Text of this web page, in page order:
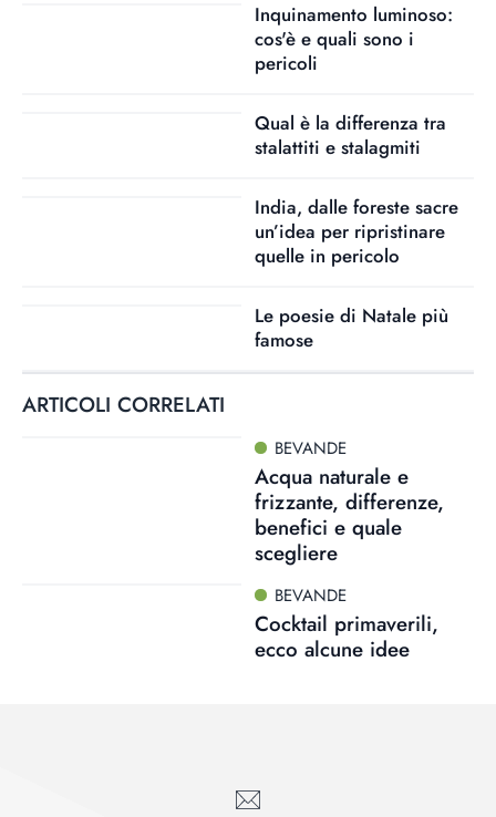
Inquinamento luminoso:
cos'è e quali sono i
pericoli
Qual è la differenza tra
stalattiti e stalagmiti
India, dalle foreste sacre
un’idea per ripristinare
quelle in pericolo
Le poesie di Natale più
famose
ARTICOLI CORRELATI
BEVANDE
Acqua naturale e
frizzante, differenze,
benefici e quale
scegliere
BEVANDE
Cocktail primaverili,
ecco alcune idee